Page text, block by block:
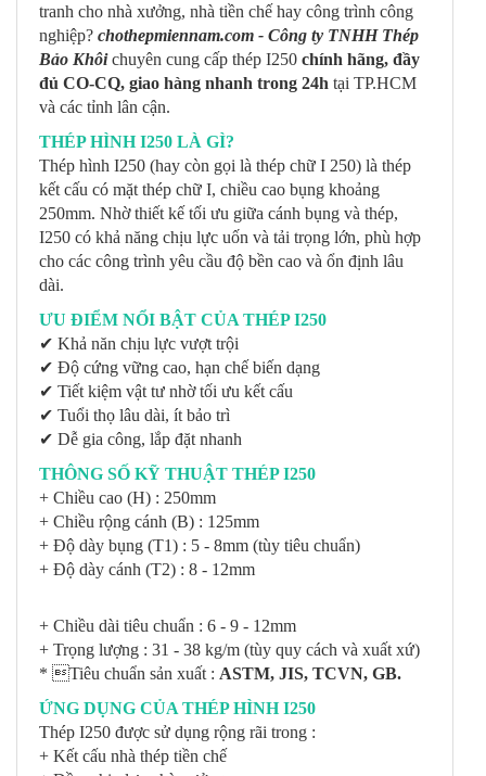
tranh cho nhà xưởng, nhà tiền chế hay công trình công
nghiệp? chothepmiennam.com - Công ty TNHH Thép
Bảo Khôichuyên cung cấp thép I250 chính hãng, đầy
đủ CO-CQ, giao hàng nhanh trong 24h tại TP.HCM
và các tỉnh lân cận.
THÉP HÌNH I250 LÀ GÌ?
Thép hình I250 (hay còn gọi là thép chữ I 250) là thép
kết cấu có mặt thép chữ I, chiều cao bụng khoảng
250mm. Nhờ thiết kế tối ưu giữa cánh bụng và thép,
I250 có khả năng chịu lực uốn và tải trọng lớn, phù hợp
cho các công trình yêu cầu độ bền cao và ổn định lâu
dài.
ƯU ĐIỂM NỔI BẬT CỦA THÉP I250
✔ Khả năn chịu lực vượt trội
✔ Độ cứng vững cao, hạn chế biến dạng
✔ Tiết kiệm vật tư nhờ tối ưu kết cấu
✔ Tuổi thọ lâu dài, ít bảo trì
✔ Dễ gia công, lắp đặt nhanh
THÔNG SỐ KỸ THUẬT THÉP I250
+ Chiều cao (H) : 250mm
+ Chiều rộng cánh (B) : 125mm
+ Độ dày bụng (T1) : 5 - 8mm (tùy tiêu chuẩn)
+ Độ dày cánh (T2) : 8 - 12mm
+ Chiều dài tiêu chuẩn : 6 - 9 - 12mm
+ Trọng lượng : 31 - 38 kg/m (tùy quy cách và xuất xứ)
* Tiêu chuẩn sản xuất : ASTM, JIS, TCVN, GB.
ỨNG DỤNG CỦA THÉP HÌNH I250
Thép I250 được sử dụng rộng rãi trong :
+ Kết cấu nhà thép tiền chế